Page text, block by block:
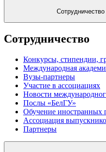
Сотрудничество
Сотрудничество
Конкурсы, стипендии,
Международная
Вузы-партнеры
Участие в ассоциациях
Новости
Послы «БелГУ»
Обучение иностранных
Ассоциация
Партнеры